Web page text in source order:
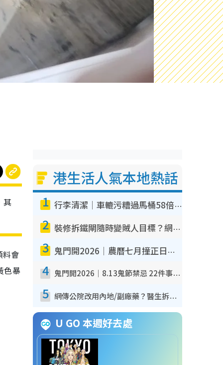
其
料會
色暴
港生活人氣本地熱話
1 行李清潔｜車轆污糟過馬桶58倍！專家警告忌用酒精抹 教1招免污手除菌
2 裝修拆鐵閘隨時變賊人目標？網民揭2大關鍵用途：裝新式等於白裝？附新舊鐵閘分別
3 鬼門開2026｜農曆七月撞正日全食特別邪？專家警告切忌做一事！揭4大禁忌+2招保平安
4 鬼門開2026｜8.13鬼節禁忌 22件事唔做得！燒肉、刺身要少食？半夜勿吹口哨/打呢個電話
5 網傳公院改用內地/副廠藥？醫生拆解正副廠分別 揭4類人換藥隨時出事
U GO 本週好去處